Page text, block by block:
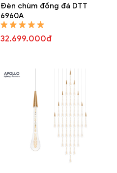
Đèn chùm đồng đá DTT
6960A
32.699.000đ